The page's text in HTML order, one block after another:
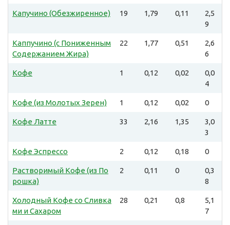
Капучино (Обезжиренное) 19 1,79 0,11
2,5
9
Каппучино (с Пониженным
Содержанием Жира)
22 1,77 0,51
2,6
6
Кофе 1 0,12 0,02
0,0
4
Кофе (из Молотых Зерен) 1 0,12 0,02 0
Кофе Латте 33 2,16 1,35
3,0
3
Кофе Эспрессо 2 0,12 0,18 0
Растворимый Кофе (из По
рошка)
2 0,11 0
0,3
8
Холодный Кофе со Сливка
ми и Сахаром
28 0,21 0,8
5,1
7